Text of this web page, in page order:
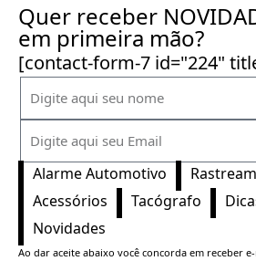
Quer receber
em primeira mão?
[contact-form-7 id="224"
Alarme Automotivo
Acessórios
Tacógrafo
Novidades
Ao dar aceite abaixo você concorda em receber